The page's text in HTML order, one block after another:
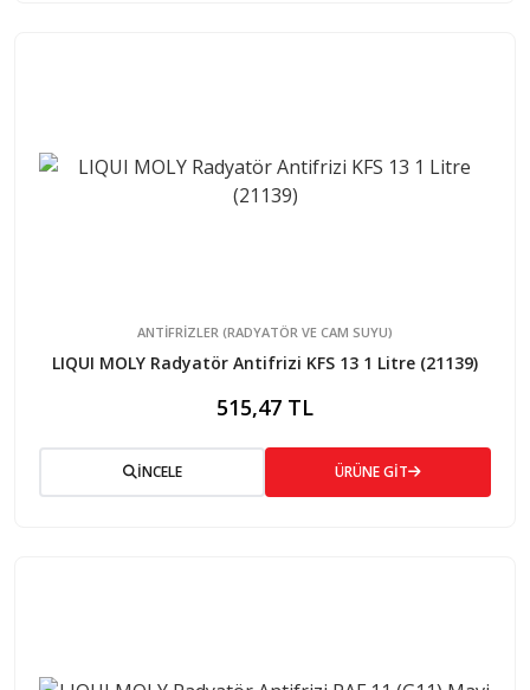
ANTIFRIZLER (RADYATÖR VE CAM SUYU)
LIQUI MOLY Radyatör Antifrizi KFS 13 1 Litre (21139)
515,47 TL
İNCELE ÜRÜNE GİT